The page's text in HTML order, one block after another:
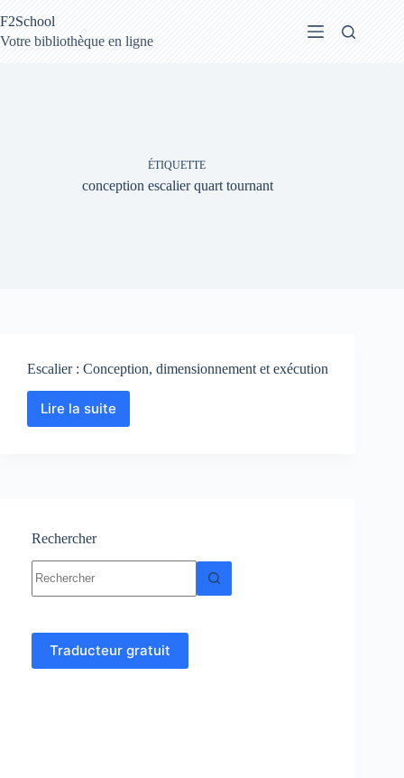
au
contenu
F2School
Votre bibliothèque en ligne
ÉTIQUETTE
conception escalier quart tournant
Escalier : Conception, dimensionnement et exécution
Lire la suite
Escalier
Rechercher
résultat
Traducteur gratuit